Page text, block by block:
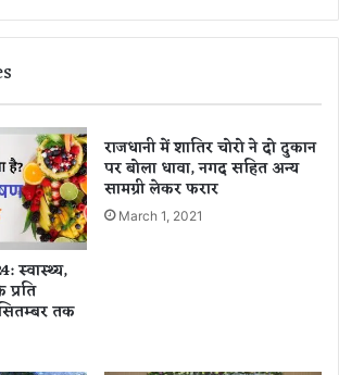
स्वास्थ्य,
तक
राजधानी में शातिर चोरो ने दो दुकान
पर बोला धावा, नगद सहित अन्य
सामग्री लेकर फरार
March 1, 2021